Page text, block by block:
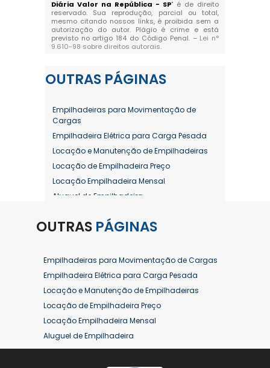
Diária Valor na República - SP" é de direito
reservado. Sua reprodução, parcial ou total,
mesmo citando nossos links, é proibida sem a
autorização do autor. Plágio é crime e está
previsto no artigo 184 do Código Penal. – Lei n°
9.610-98 sobre direitos autorais.
OUTRAS PÁGINAS
Empilhadeiras para Movimentação de
Cargas
Empilhadeira Elétrica para Carga Pesada
Locação e Manutenção de Empilhadeiras
Locação de Empilhadeira Preço
Locação Empilhadeira Mensal
Aluguel de Empilhadeira
Aluguel de Empilhadeira Diária Valor
Aluguel de Empilhadeira Elétrica Preço
Aluguel de Empilhadeira Mensal
Aluguel de Empilhadeira Preço
Aluguel de Empilhadeira Valor
Aluguel de Empilhadeiras Eletricas
Conserto de Empilhadeira
Contrato de Locação de Empilhadeira
OUTRAS PÁGINAS
Empilhadeiras para Movimentação de Cargas
Empilhadeira Elétrica para Carga Pesada
Locação e Manutenção de Empilhadeiras
Locação de Empilhadeira Preço
Locação Empilhadeira Mensal
Aluguel de Empilhadeira
Aluguel de Empilhadeira a Combustão
Aluguel de Empilhadeira Diária Valor